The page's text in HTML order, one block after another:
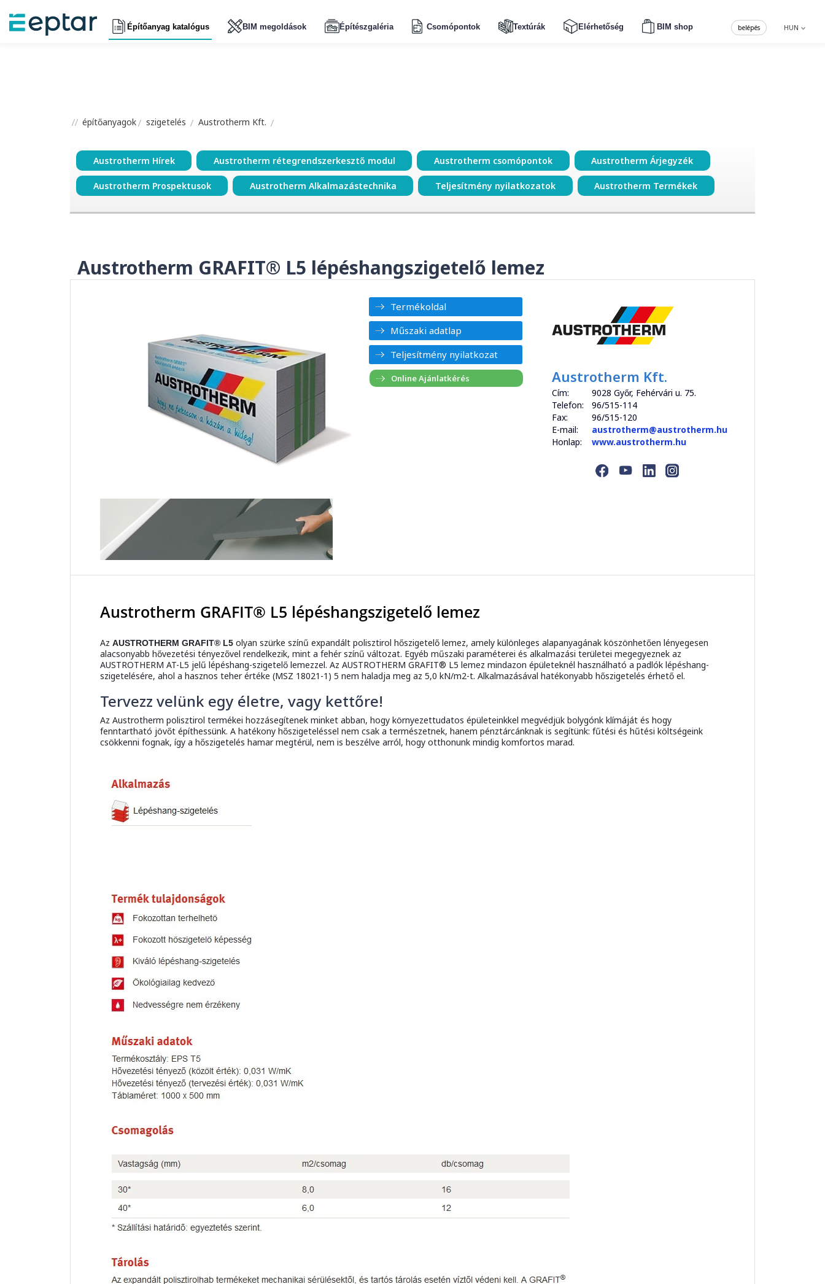
Építőanyag katalógus BIM megoldások Építészgaléria Csomópontok Textúrák Elérhetőség BIM shop HUN
belépés
építőanyagok szigetelés Austrotherm Kft.
Austrotherm Hírek Austrotherm rétegrendszerkesztő modul Austrotherm csomópontok Austrotherm Árjegyzék
Austrotherm Prospektusok Austrotherm Alkalmazástechnika Teljesítmény nyilatkozatok Austrotherm Termékek
Austrotherm GRAFIT® L5 lépéshangszigetelő lemez
Termékoldal
Műszaki adatlap
Teljesítmény nyilatkozat
Austrotherm Kft.
Cím:
9028 Győr, Fehérvári u. 75.
Telefon:
96/515-114
Fax:
96/515-120
E-mail:
austrotherm@austrotherm.hu
Honlap:
www.austrotherm.hu
Austrotherm GRAFIT® L5 lépéshangszigetelő lemez
Az AUSTROTHERM GRAFIT® L5 olyan szürke színű expandált polisztirol hőszigetelő lemez, amely különleges alapanyagának köszönhetően lényegesen
alacsonyabb hővezetési tényezővel rendelkezik, mint a fehér színű változat. Egyéb műszaki paraméterei és alkalmazási területei megegyeznek az
AUSTROTHERM AT-L5 jelű lépéshang-szigetelő lemezzel. Az AUSTROTHERM GRAFIT® L5 lemez mindazon épületeknél használható a padlók lépéshang-
szigetelésére, ahol a hasznos teher értéke (MSZ 18021-1) 5 nem haladja meg az 5,0 kN/m2-t. Alkalmazásával hatékonyabb hőszigetelés érhető el.
Tervezz velünk egy életre, vagy kettőre!
Az Austrotherm polisztirol termékei hozzásegítenek minket abban, hogy környezettudatos épületeinkkel megvédjük bolygónk klímáját és hogy
fenntartható jövőt építhessünk. A hatékony hőszigeteléssel nem csak a természetnek, hanem pénztárcánknak is segítünk: fűtési és hűtési költségeink
csökkenni fognak, így a hőszigetelés hamar megtérül, nem is beszélve arról, hogy otthonunk mindig komfortos marad.